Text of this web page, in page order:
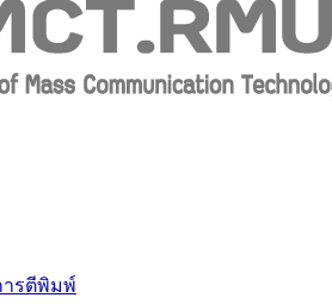
ารตีพิมพ์